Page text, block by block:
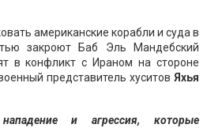
американские корабли и суда в
закроют Баб Эль Мандебский
в конфликт с Ираном на стороне
представитель хуситов Яхья
и агрессия, которые